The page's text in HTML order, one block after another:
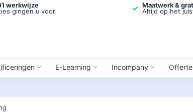
werkwijze
gingen u voor
Maatwerk &
Altijd op het
E-Learning Incompany